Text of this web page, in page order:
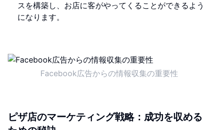
スを構築し、お店に客がやってくることができるよう
になります。
Facebook広告からの情報収集の重要性
ピザ店のマーケティング戦略：成功を収める